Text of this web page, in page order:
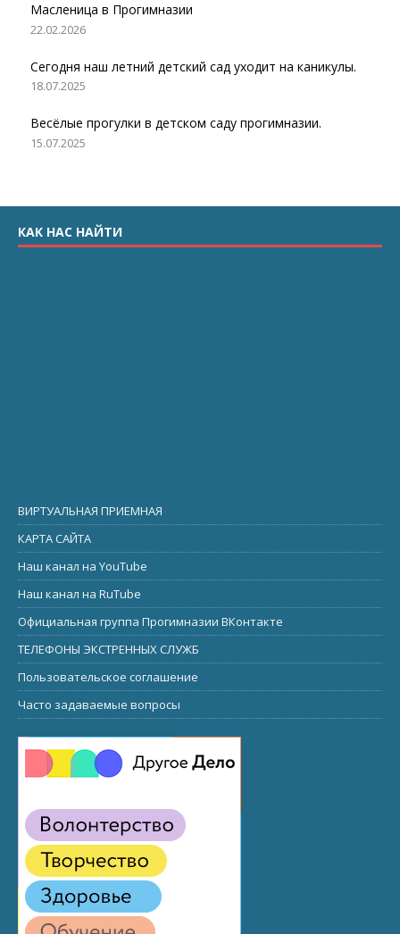
Масленица в Прогимназии
22.02.2026
Сегодня наш летний детский сад уходит на каникулы.
18.07.2025
Весёлые прогулки в детском саду прогимназии.
15.07.2025
КАК НАС НАЙТИ
ВИРТУАЛЬНАЯ ПРИЕМНАЯ
КАРТА САЙТА
Наш канал на YouTube
Наш канал на RuTube
Официальная группа Прогимназии ВКонтакте
ТЕЛЕФОНЫ ЭКСТРЕННЫХ СЛУЖБ
Пользовательское соглашение
Часто задаваемые вопросы